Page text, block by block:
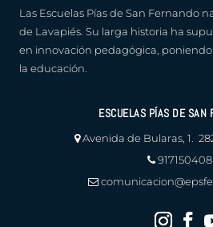
Las Escuelas Pías de San Fernando
de Lavapiés. Su larga historia ha
en innovación pedagógica,
la educación.
ESCUELAS PÍAS DE SAN
Avenida de Bularas, 1.
917150408